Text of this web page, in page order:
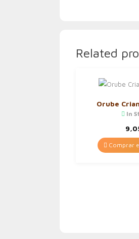
Related
Orube
In
Comprar